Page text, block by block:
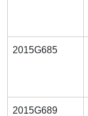
2015G685
2015G689